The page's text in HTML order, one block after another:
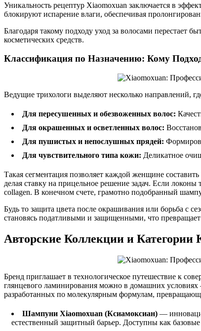
Уникальность рецептур Xiaomoxuan заключается в
блокируют испарение влаги, обеспечивая
Благодаря такому подходу уход за волосами
косметических средств.
Классификация по Назначению: Кому
Ведущие трихологи выделяют несколько направлений,
Для пересушенных и обезвоженных волос:
Для окрашенных и осветленных волос:
Для пушистых и непослушных прядей:
Для чувствительного типа кожи: Деликатное
Такая сегментация позволяет каждой женщине
делая ставку на прицельное решение задач. Если
collagen. В конечном счете, грамотно подобранный
Будь то защита цвета после окрашивания или борьба с
становясь податливыми и защищенными, что
Авторские Коллекции и Категории
Бренд приглашает в технологическое путешествие к
глянцевого ламинирования можно в домашних
разработанных по молекулярным формулам,
Шампуни Xiaomoxuan (Ксиамоксиан) —
естественный защитный барьер. Доступны как